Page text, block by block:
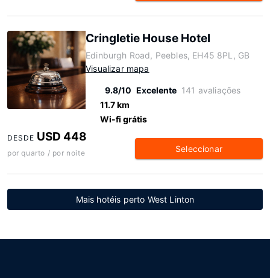
Cringletie House Hotel
Edinburgh Road, Peebles, EH45 8PL, GB
Visualizar mapa
9.8/10 Excelente 141 avaliações
11.7 km
Wi-fi grátis
DESDE USD 448
por quarto / por noite Seleccionar
Mais hotéis perto West Linton